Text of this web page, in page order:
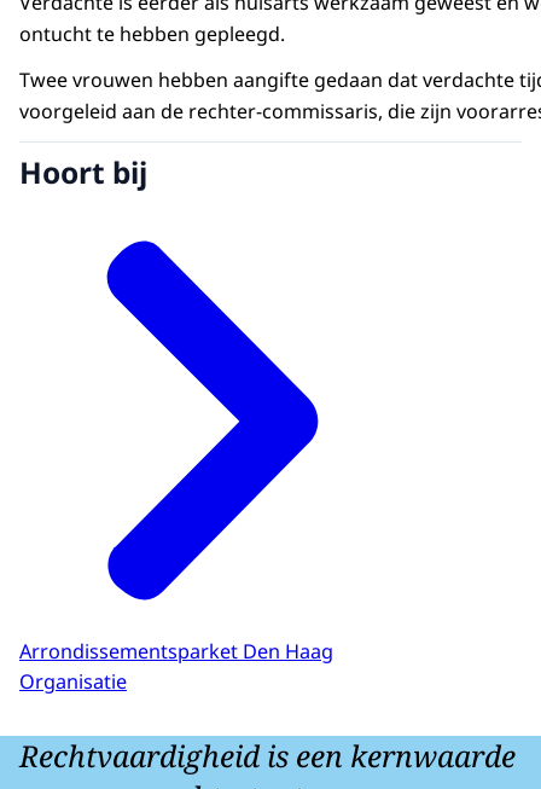
ontucht te hebben gepleegd.
Twee vrouwen hebben aangifte gedaan dat verdachte
voorgeleid aan de rechter-commissaris, die zijn
Hoort bij
Arrondissementsparket Den Haag
Organisatie
Rechtvaardigheid is een kernwaarde